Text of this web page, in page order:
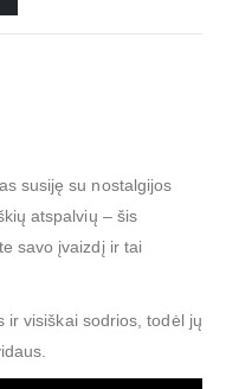
susiję su nostalgijos
atspalvių – šis
savo įvaizdį ir tai
ir visiškai sodrios, todėl jų